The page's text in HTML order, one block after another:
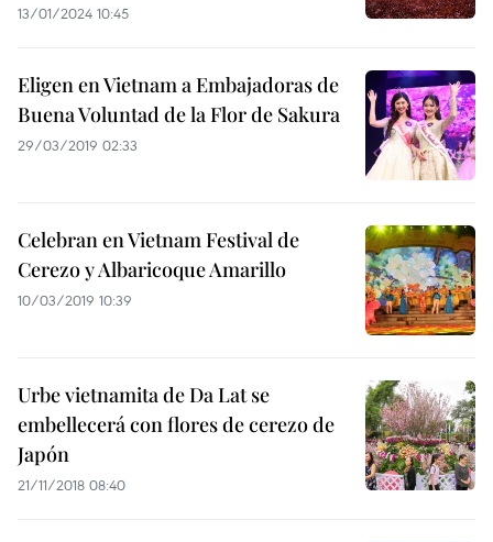
13/01/2024 10:45
Eligen en Vietnam a Embajadoras de
Buena Voluntad de la Flor de Sakura
29/03/2019 02:33
Celebran en Vietnam Festival de
Cerezo y Albaricoque Amarillo
10/03/2019 10:39
Urbe vietnamita de Da Lat se
embellecerá con flores de cerezo de
Japón
21/11/2018 08:40